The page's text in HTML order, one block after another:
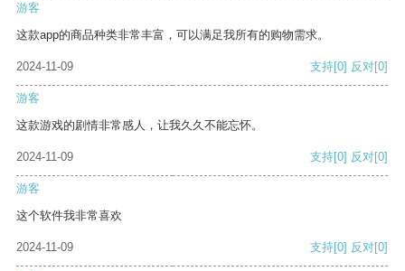
游客
这款app的商品种类非常丰富，可以满足我所有的购物需求。
2024-11-09 支持[0] 反对[0]
游客
这款游戏的剧情非常感人，让我久久不能忘怀。
2024-11-09 支持[0] 反对[0]
游客
这个软件我非常喜欢
2024-11-09 支持[0] 反对[0]